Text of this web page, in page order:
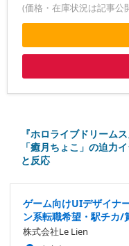
(価格・在庫状況は記事公
『ホロライブドリーム
「癒月ちょこ」の迫力
と反応
ゲーム向けUIデザイナ
ン系転職希望・駅チカ/
株式会社Le Lien